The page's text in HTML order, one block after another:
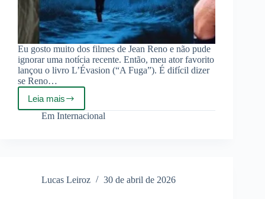
Eu gosto muito dos filmes de Jean Reno e não pude
ignorar uma notícia recente. Então, meu ator favorito
lançou o livro L’Évasion (“A Fuga”). É difícil dizer
se Reno…
Leia mais
Jean
Reno
Em Internacional
Lucas Leiroz 30 de abril de 2026